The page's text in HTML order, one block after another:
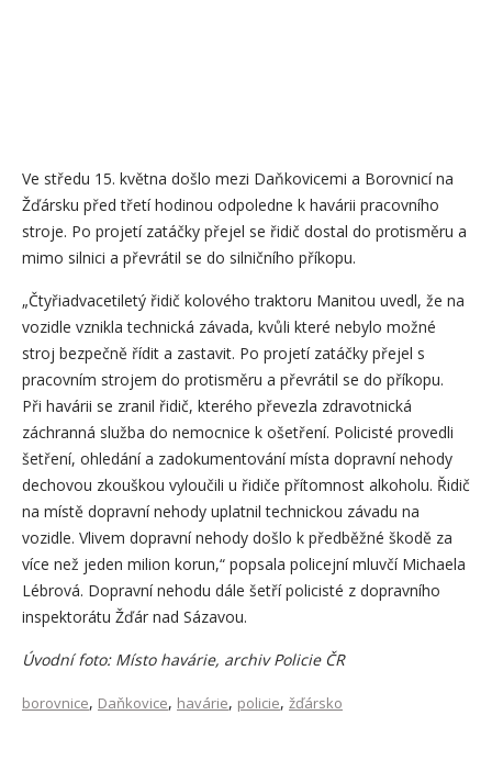
Ve středu 15. května došlo mezi Daňkovicemi a Borovnicí na
Žďársku před třetí hodinou odpoledne k havárii pracovního
stroje. Po projetí zatáčky přejel se řidič dostal do protisměru a
mimo silnici a převrátil se do silničního příkopu.
„Čtyřiadvacetiletý řidič kolového traktoru Manitou uvedl, že na
vozidle vznikla technická závada, kvůli které nebylo možné
stroj bezpečně řídit a zastavit. Po projetí zatáčky přejel s
pracovním strojem do protisměru a převrátil se do příkopu.
Při havárii se zranil řidič, kterého převezla zdravotnická
záchranná služba do nemocnice k ošetření. Policisté provedli
šetření, ohledání a zadokumentování místa dopravní nehody
dechovou zkouškou vyloučili u řidiče přítomnost alkoholu. Řidič
na místě dopravní nehody uplatnil technickou závadu na
vozidle. Vlivem dopravní nehody došlo k předběžné škodě za
více než jeden milion korun,“ popsala policejní mluvčí Michaela
Lébrová. Dopravní nehodu dále šetří policisté z dopravního
inspektorátu Žďár nad Sázavou.
Úvodní foto: Místo havárie, archiv Policie ČR
borovnice, Daňkovice, havárie, policie, žďársko